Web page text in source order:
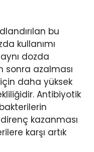
bu
kullanımı
dozda
sonra azalması
daha yüksek
Antibiyotik
kazanması
karşı artık